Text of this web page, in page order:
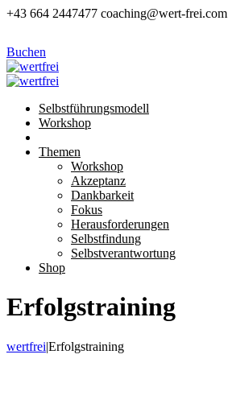
+43 664 2447477 coaching@wert-frei.com
Buchen
Selbstführungsmodell
Workshop
Themen
Workshop
Akzeptanz
Dankbarkeit
Fokus
Herausforderungen
Selbstfindung
Selbstverantwortung
Shop
Erfolgstraining
wertfrei|Erfolgstraining